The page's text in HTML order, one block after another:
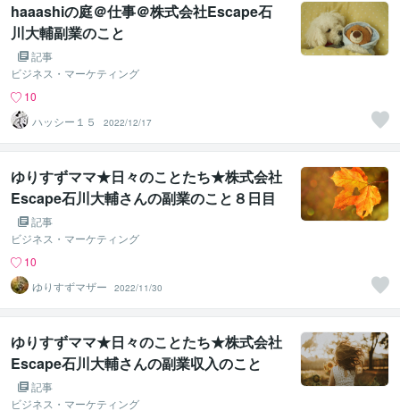
haaashiの庭＠仕事＠株式会社Escape石
川大輔副業のこと
記事
ビジネス・マーケティング
10
ハッシー１５
2022/12/17
ゆりすずママ★日々のことたち★株式会社
Escape石川大輔さんの副業のこと８日目
記事
ビジネス・マーケティング
10
ゆりすずマザー
2022/11/30
ゆりすずママ★日々のことたち★株式会社
Escape石川大輔さんの副業収入のこと
記事
ビジネス・マーケティング